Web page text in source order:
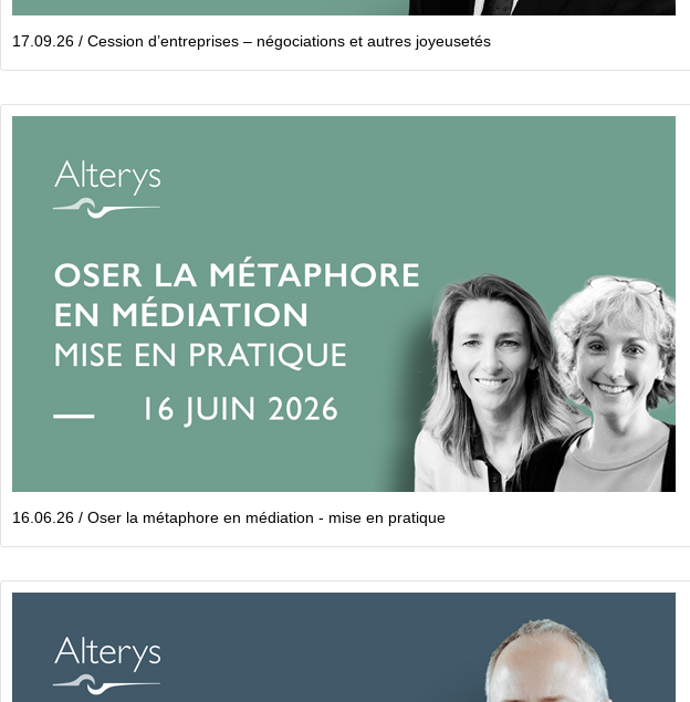
17.09.26 / Cession d’entreprises – négociations et autres joyeusetés
16.06.26 / Oser la métaphore en médiation - mise en pratique